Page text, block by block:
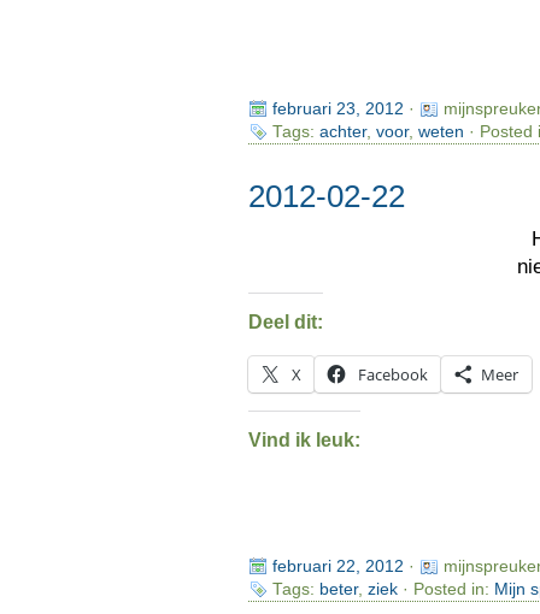
februari 23, 2012 ·
Tags: achter, voor, weten ·
2012-02-22
Deel dit:
X Facebook Meer
Vind ik leuk:
februari 22, 2012 ·
Tags: beter, ziek· Posted in: Mijn